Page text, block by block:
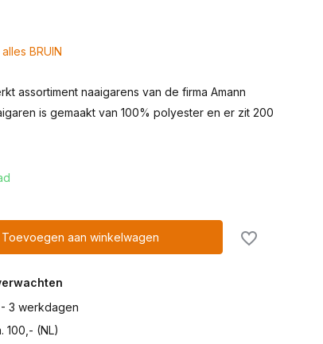
BRUIN
assortiment naaigarens van de firma Amann
is gemaakt van 100% polyester en er zit 200
Toevoegen aan winkelwagen
3 werkdagen
100,- (NL)